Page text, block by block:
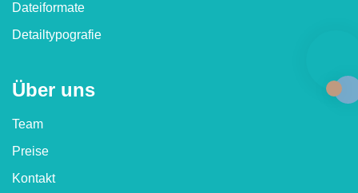
Dateiformate
Detailtypografie
Über uns
Team
Preise
Kontakt